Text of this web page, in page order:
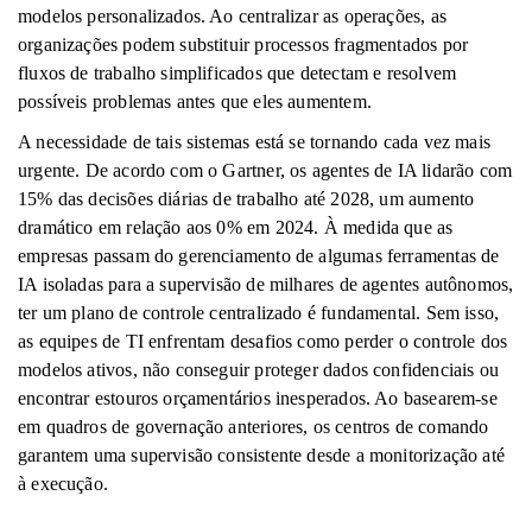
modelos personalizados. Ao centralizar as operações, as
organizações podem substituir processos fragmentados por
fluxos de trabalho simplificados que detectam e resolvem
possíveis problemas antes que eles aumentem.
A necessidade de tais sistemas está se tornando cada vez mais
urgente. De acordo com o Gartner, os agentes de IA lidarão com
15% das decisões diárias de trabalho até 2028, um aumento
dramático em relação aos 0% em 2024. À medida que as
empresas passam do gerenciamento de algumas ferramentas de
IA isoladas para a supervisão de milhares de agentes autônomos,
ter um plano de controle centralizado é fundamental. Sem isso,
as equipes de TI enfrentam desafios como perder o controle dos
modelos ativos, não conseguir proteger dados confidenciais ou
encontrar estouros orçamentários inesperados. Ao basearem-se
em quadros de governação anteriores, os centros de comando
garantem uma supervisão consistente desde a monitorização até
à execução.